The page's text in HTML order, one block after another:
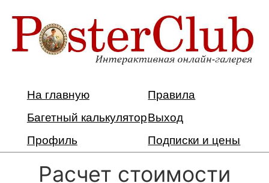
На главную
Правила
Багетный калькуляторВыход
Профиль
Подписки и цены
Расчет стоимости